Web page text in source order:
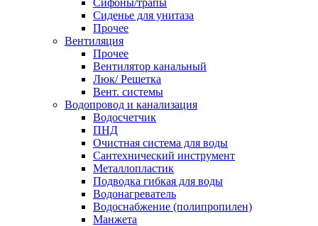
Сифоны/трапы
Сиденье для унитаза
Прочее
Вентиляция
Прочее
Вентилятор канальный
Люк/ Решетка
Вент. системы
Водопровод и канализация
Водосчетчик
ПНД
Очистная система для воды
Сантехнический инструмент
Металлопластик
Подводка гибкая для воды
Водонагреватель
Водоснабжение (полипропилен)
Манжета